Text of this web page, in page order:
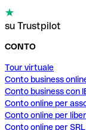
su Trustpilot
CONTO
Tour virtuale
Conto business
Conto business con
Conto online per
Conto online per
Conto online per SRL